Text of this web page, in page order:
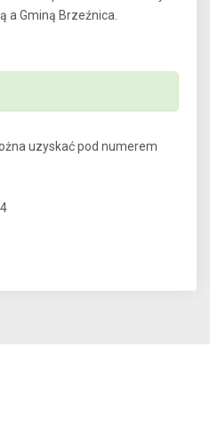
a Gminą Brzeźnica.
uzyskać pod numerem